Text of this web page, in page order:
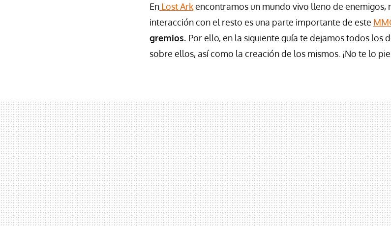
En Lost Arkencontramos un mundo vivo lleno de enemigos,
interacción con el resto es una parte importante de este
gremios. Por ello, en la siguiente guía te dejamos todos los
sobre ellos, así como la creación de los mismos. ¡No te lo